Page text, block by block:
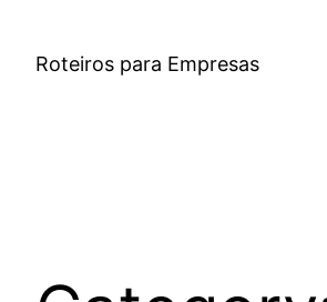
content
Roteiros para Empresas